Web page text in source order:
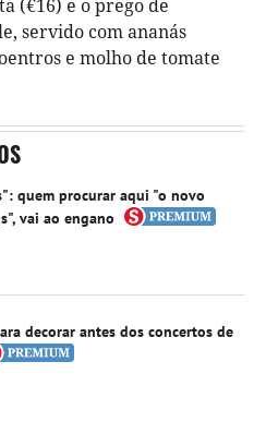
(€16) e o prego de
servido com ananás
e molho de tomate
quem procurar aqui "o novo
vai ao engano
decorar antes dos concertos de